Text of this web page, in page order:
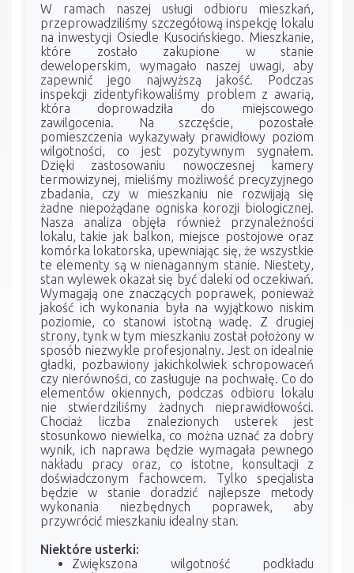
W ramach naszej usługi odbioru mieszkań,
przeprowadziliśmy szczegółową inspekcję lokalu
na inwestycji Osiedle Kusocińskiego. Mieszkanie,
które zostało zakupione w stanie
deweloperskim, wymagało naszej uwagi, aby
zapewnić jego najwyższą jakość. Podczas
inspekcji zidentyfikowaliśmy problem z awarią,
która doprowadziła do miejscowego
zawilgocenia. Na szczęście, pozostałe
pomieszczenia wykazywały prawidłowy poziom
wilgotności, co jest pozytywnym sygnałem.
Dzięki zastosowaniu nowoczesnej kamery
termowizynej, mieliśmy możliwość precyzyjnego
zbadania, czy w mieszkaniu nie rozwijają się
żadne niepożądane ogniska korozji biologicznej.
Nasza analiza objęła również przynależności
lokalu, takie jak balkon, miejsce postojowe oraz
komórka lokatorska, upewniając się, że wszystkie
te elementy są w nienagannym stanie. Niestety,
stan wylewek okazał się być daleki od oczekiwań.
Wymagają one znaczących poprawek, ponieważ
jakość ich wykonania była na wyjątkowo niskim
poziomie, co stanowi istotną wadę. Z drugiej
strony, tynk w tym mieszkaniu został położony w
sposób niezwykle profesjonalny. Jest on idealnie
gładki, pozbawiony jakichkolwiek schropowaceń
czy nierówności, co zasługuje na pochwałę. Co do
elementów okiennych, podczas odbioru lokalu
nie stwierdziliśmy żadnych nieprawidłowości.
Chociaż liczba znalezionych usterek jest
stosunkowo niewielka, co można uznać za dobry
wynik, ich naprawa będzie wymagała pewnego
nakładu pracy oraz, co istotne, konsultacji z
doświadczonym fachowcem. Tylko specjalista
będzie w stanie doradzić najlepsze metody
wykonania niezbędnych poprawek, aby
przywrócić mieszkaniu idealny stan.
Niektóre usterki:
Zwiększona wilgotność podkładu